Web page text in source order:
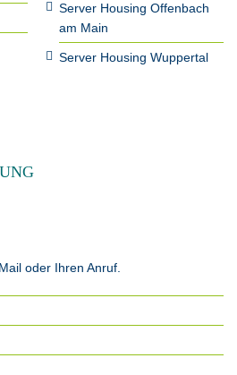
Server Housing Offenbach
am Main
Server Housing Wuppertal
oder Ihren Anruf.